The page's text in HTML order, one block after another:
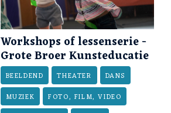
Workshops of lessenserie -
Grote Broer Kunsteducatie
BEELDEND THEATER
DANS
MUZIEK
FOTO, FILM, VIDEO